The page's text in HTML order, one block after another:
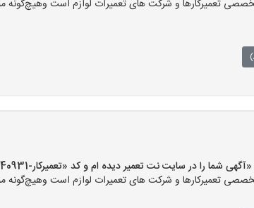
تعمیرکارها و شرکت های تعمیرات لوازم است وهیچ‌گونه
را در سایت نت تعمیر دیده ام و کد «تعمیرکار-40931» را اعلام کنید»
تعمیرکارها و شرکت های تعمیرات لوازم است وهیچ‌گونه